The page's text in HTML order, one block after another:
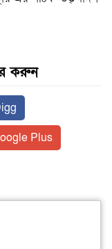
করুন
Plus